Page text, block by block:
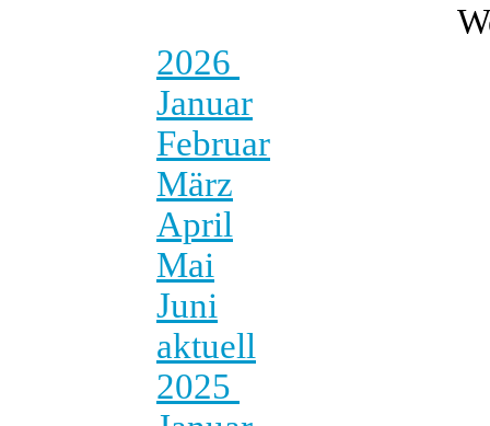
2026
Januar
Februar
März
April
Mai
Juni
aktuell
2025